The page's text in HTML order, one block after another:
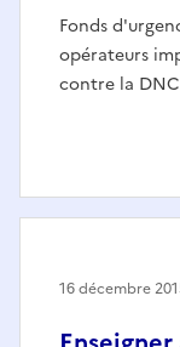
Fonds
opérateurs
contre la
16 décembre